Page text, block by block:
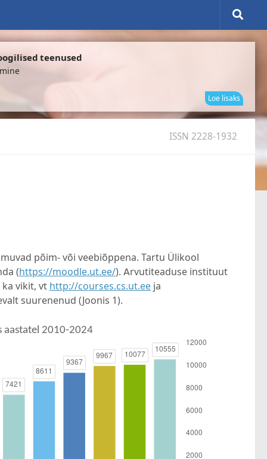
teenused
Loe lisaks
ISSN 2228-1932
põim- või veebiõppena. Tartu Ülikool
(https://moodle.ut.ee/). Arvutiteaduse instituut
vikit, vt http://courses.cs.ut.ee ja
suurenenud (Joonis 1).